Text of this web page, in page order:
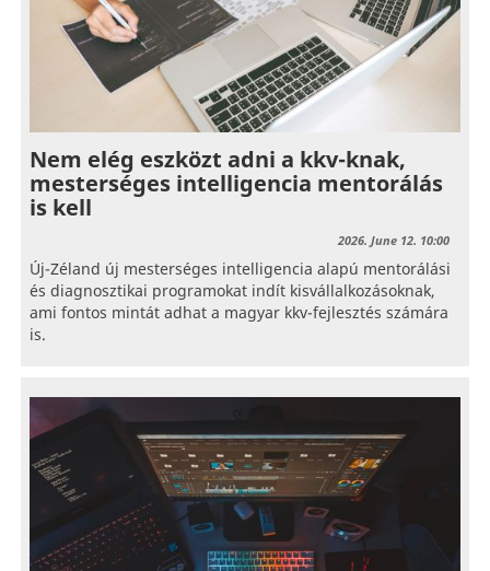
Nem elég eszközt adni a kkv-knak,
mesterséges intelligencia mentorálás
is kell
2026. June 12. 10:00
Új-Zéland új mesterséges intelligencia alapú mentorálási
és diagnosztikai programokat indít kisvállalkozásoknak,
ami fontos mintát adhat a magyar kkv-fejlesztés számára
is.